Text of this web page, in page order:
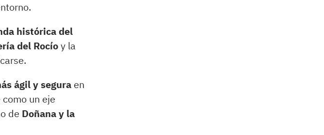
histórica del
del Rocíoy la
ágil y segura en
un eje
de Doñana y la